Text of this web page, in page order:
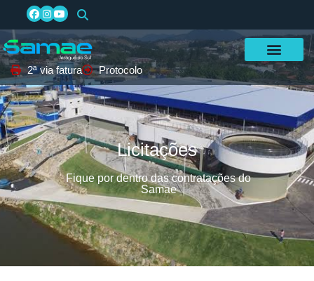
2ª via fatura Protocolo
Licitações
Fique por dentro das contratações do
Samae